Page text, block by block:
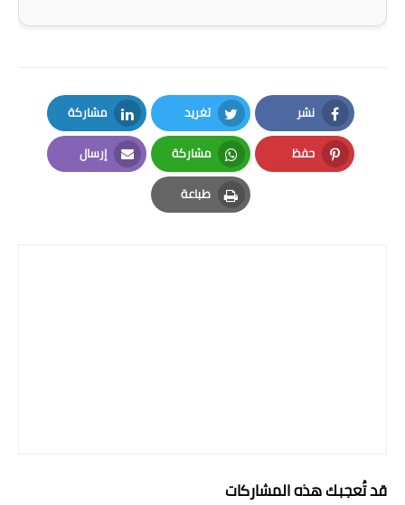
المرحلة الابتدائية
المرحلة الاعدادية
الجامعات
اخبار وقرارات وزارة التعليم
العالي
نشر
Facebook
تغريد
Twitter
مشاركة
LinkedIn
حفظ
Pinterest
مشاركة
Whatsapp
إرسال
Email
طباعة
Print
قد تُعجبك هذه المشاركات